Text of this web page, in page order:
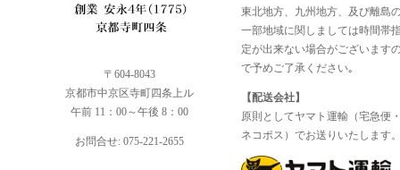
〒604-8043
京都市中京区寺町四条上ル
午前 11：00～午後 8：00
お問合せ: 075-221-2655
東北地方、九州地方、及び離島
一部地域に関しましては時間帯
定が出来ない場合がございます
で予めご了承ください｡
【配送会社】
原則としてヤマト運輸（宅急便
ネコポス）でお送りいたします